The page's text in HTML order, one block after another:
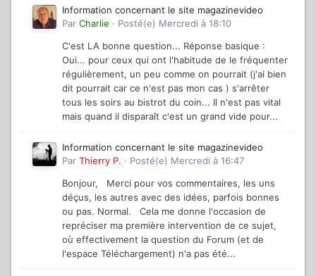
Information concernant le site magazinevideo
Par Charlie · Posté(e) Mercredi à 18:10
C'est LA bonne question... Réponse basique :
Oui... pour ceux qui ont l'habitude de le fréquenter
régulièrement, un peu comme on pourrait (j'ai bien
dit pourrait car ce n'est pas mon cas ) s'arrêter
tous les soirs au bistrot du coin... Il n'est pas vital
mais quand il disparaît c'est un grand vide pour...
Information concernant le site magazinevideo
Par Thierry P. · Posté(e) Mercredi à 16:47
Bonjour, Merci pour vos commentaires, les uns
déçus, les autres avec des idées, parfois bonnes
ou pas. Normal. Cela me donne l'occasion de
repréciser ma première intervention de ce sujet,
où effectivement la question du Forum (et de
l'espace Téléchargement) n'a pas été...